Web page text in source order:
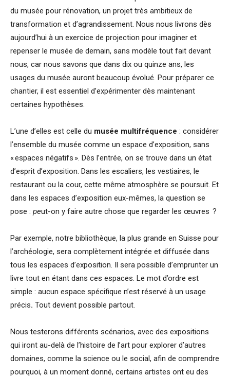
du musée pour rénovation, un projet très ambitieux de
transformation et d’agrandissement. Nous nous livrons dès
aujourd’hui à un exercice de projection pour imaginer et
repenser le musée de demain, sans modèle tout fait devant
nous, car nous savons que dans dix ou quinze ans, les
usages du musée auront beaucoup évolué. Pour préparer ce
chantier, il est essentiel d’expérimenter dès maintenant
certaines hypothèses.
L’une d’elles est celle du musée multifréquence : considérer
l’ensemble du musée comme un espace d’exposition, sans
« espaces négatifs ». Dès l’entrée, on se trouve dans un état
d’esprit d’exposition. Dans les escaliers, les vestiaires, le
restaurant ou la cour, cette même atmosphère se poursuit. Et
dans les espaces d’exposition eux-mêmes, la question se
pose : peut-on y faire autre chose que regarder les œuvres ?
Par exemple, notre bibliothèque, la plus grande en Suisse pour
l’archéologie, sera complètement intégrée et diffusée dans
tous les espaces d’exposition. Il sera possible d’emprunter un
livre tout en étant dans ces espaces. Le mot d’ordre est
simple : aucun espace spécifique n’est réservé à un usage
précis. Tout devient possible partout.
Nous testerons différents scénarios, avec des expositions
qui iront au-delà de l’histoire de l’art pour explorer d’autres
domaines, comme la science ou le social, afin de comprendre
pourquoi, à un moment donné, certains artistes ont eu des